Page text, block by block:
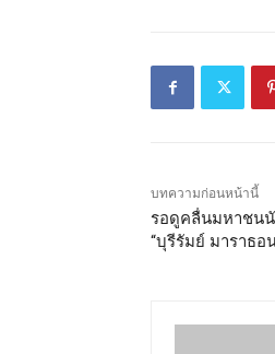
บทความก่อนหน้านี้
รอดูคลื่นมหาชน
“บุรีรัมย์ มาราธอ